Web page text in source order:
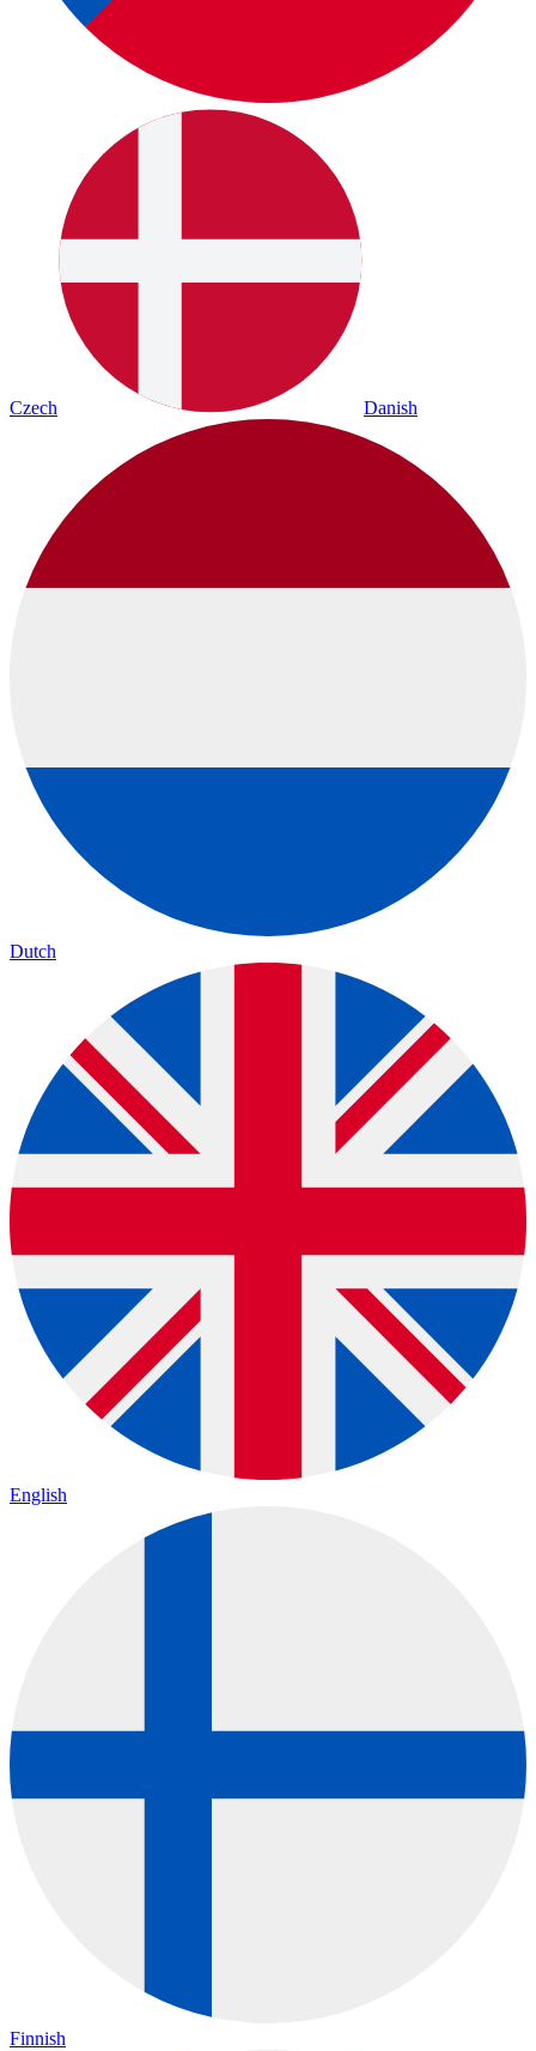
Czech Danish
Dutch
English
Finnish